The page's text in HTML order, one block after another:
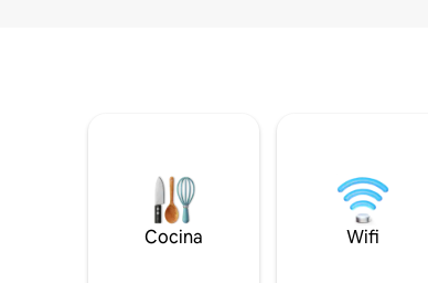
Cocina Wifi